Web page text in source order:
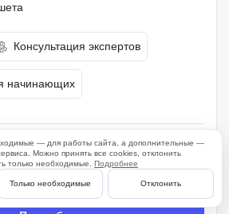
Консультация экспертов
начинающих
Цена: 29 500 ₽ -40 %
Рассрочка: 5 000 ₽/мес
— для работы сайта, а дополнительные —
Можно принять все cookies, отклонить
только необходимые. Подробнее
Только необходимые Отклонить